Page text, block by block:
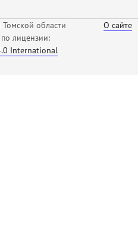
области
лицензии:
International
О сайте